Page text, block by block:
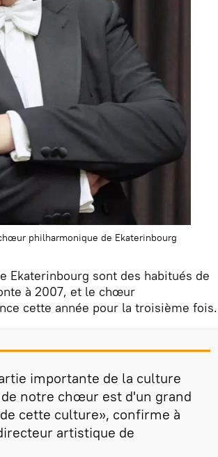
philharmonique de Ekaterinbourg
Ekaterinbourg sont des habitués de
à 2007, et le chœur
cette année pour la troisième fois.
importante de la culture
notre chœur est d'un grand
cette culture», confirme à
artistique de